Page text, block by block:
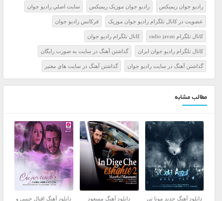
راديو جوان ريميکس راديو جوان موزيک ريميکس سايت اصلي راديو جوان
عضويت در کانال تلگرام راديو جوان موزيک فرکانس راديو جوان
کانال تلگرام radio javan کانال تلگرام راديو جوان
کانال تلگرام راديو جوان ايران گذاشتن آهنگ در سايت به صورت رايگان
گذاشتن آهنگ در سايت راديو جوان گذاشتن آهنگ در سايت هاي معتبر
مطالب مشابه
دانلود آهنگ جدید مونا تی
دانلود آهنگ مسعود
دانلود آهنگ اقبال حبیبی و